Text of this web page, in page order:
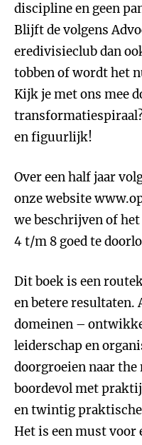
discipline en geen
Blijft de volgens
eredivisieclub dan
tobben of wordt het
Kijk je met ons mee
en figuurlijk!
Over een half jaar
onze website
we beschrijven of
4 t/m 8 goed te
Dit boek is een
en betere resultaten.
domeinen –
leiderschap en
doorgroeien naar the
boordevol met
en twintig
Het is een must voor